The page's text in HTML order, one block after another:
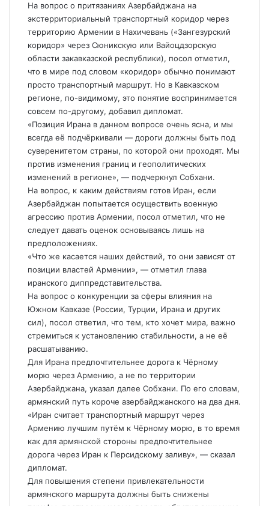
На вопрос о притязаниях Азербайджана на
экстерриториальный транспортный коридор через
территорию Армении в Нахичевань («Зангезурский
коридор» через Сюникскую или Вайоцдзорскую
области закавказской республики), посол отметил,
что в мире под словом «коридор» обычно понимают
просто транспортный маршрут. Но в Кавказском
регионе, по-видимому, это понятие воспринимается
совсем по-другому, добавил дипломат.
«Позиция Ирана в данном вопросе очень ясна, и мы
всегда еë подчëркивали — дороги должны быть под
суверенитетом страны, по которой они проходят. Мы
против изменения границ и геополитических
изменений в регионе», — подчеркнул Собхани.
На вопрос, к каким действиям готов Иран, если
Азербайджан попытается осуществить военную
агрессию против Армении, посол отметил, что не
следует давать оценок основываясь лишь на
предположениях.
«Что же касается наших действий, то они зависят от
позиции властей Армении», — отметил глава
иранского диппредставительства.
На вопрос о конкуренции за сферы влияния на
Южном Кавказе (России, Турции, Ирана и других
сил), посол ответил, что тем, кто хочет мира, важно
стремиться к установлению стабильности, а не еë
расшатыванию.
Для Ирана предпочтительнее дорога к Чëрному
морю через Армению, а не по территории
Азербайджана, указал далее Собхани. По его словам,
армянский путь короче азербайджанского на два дня.
«Иран считает транспортный маршрут через
Армению лучшим путëм к Чëрному морю, в то время
как для армянской стороны предпочтительнее
дорога через Иран к Персидскому заливу», — сказал
дипломат.
Для повышения степени привлекательности
армянского маршрута должны быть снижены